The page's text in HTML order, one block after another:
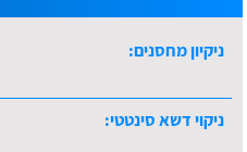
ניקיון מחסנים:
ניקוי דשא סינטטי: